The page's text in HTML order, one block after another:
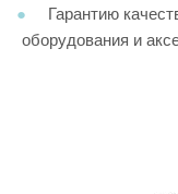
Гарантию
оборудования и